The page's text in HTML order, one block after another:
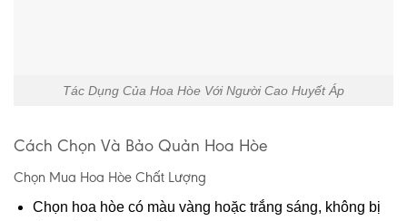
Tác Dụng Của Hoa Hòe Với Người Cao Huyết Áp
Cách Chọn Và Bảo Quản Hoa Hòe
Chọn Mua Hoa Hòe Chất Lượng
Chọn hoa hòe có màu vàng hoặc trắng sáng, không bị